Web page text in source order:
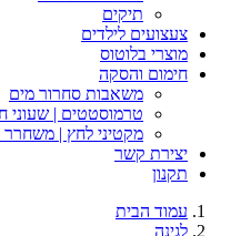
תיקים
צעצועים לילדים
מוצרי בלוטוס
חימום והסקה
משאבות סחרור מים
טרמוסטטים | שעוני
מקטיני לחץ | משחרר
יצירת קשר
תקנון
עמוד הבית
לגינה